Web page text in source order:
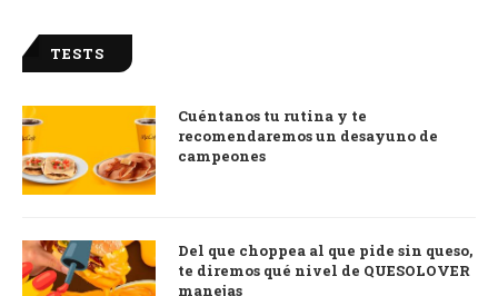
TESTS
Cuéntanos tu rutina y te
recomendaremos un desayuno de
campeones
Del que choppea al que pide sin queso,
te diremos qué nivel de QUESOLOVER
manejas